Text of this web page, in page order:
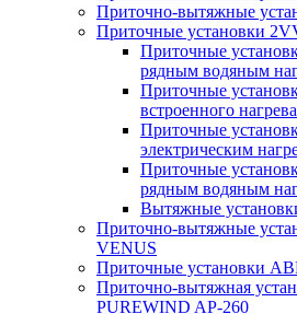
Приточно-вытяжные
Приточные установки
Приточные
рядным водяным
Приточные
встроенного нагрева
Приточные
электрическим
Приточные
рядным водяным
Вытяжные
Приточно-вытяжные
VENUS
Приточные установки
Приточно-вытяжная
PUREWIND AP-260